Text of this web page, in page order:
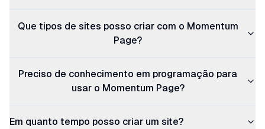
Que tipos de sites posso criar com o Momentum
Page?
Preciso de conhecimento em programação para
usar o Momentum Page?
Em quanto tempo posso criar um site?